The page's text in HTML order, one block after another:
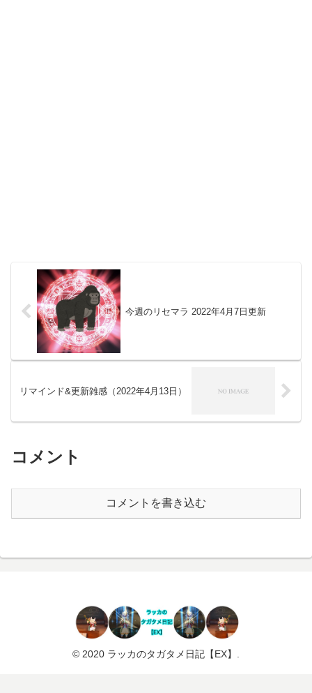
今週のリセマラ 2022年4月7日更新
リマインド&更新雑感（2022年4月13日）
コメント
コメントを書き込む
© 2020 ラッカのタガタメ日記【EX】.